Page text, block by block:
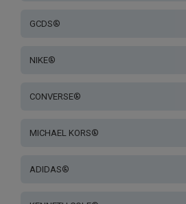
GCDS®
NIKE®
CONVERSE®
MICHAEL KORS®
ADIDAS®